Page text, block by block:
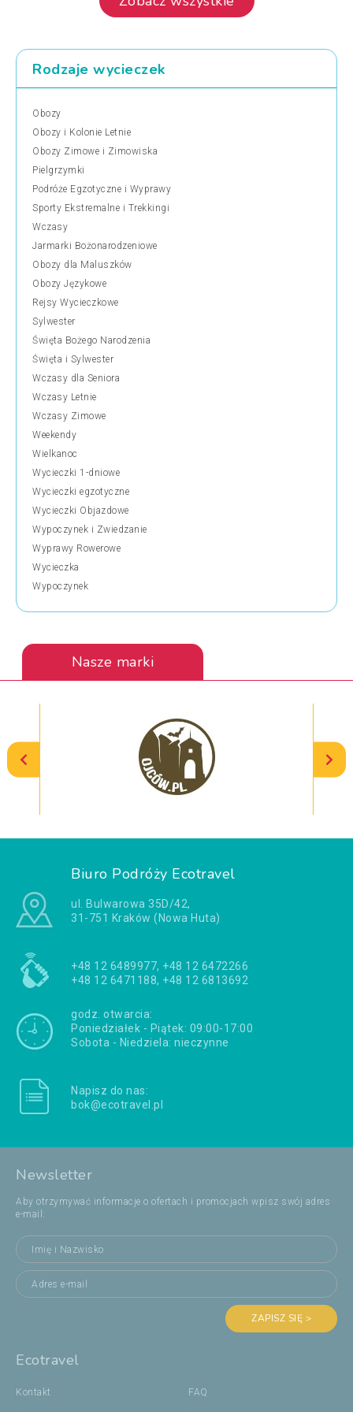
Rodzaje wycieczek
Obozy
Obozy i Kolonie Letnie
Obozy Zimowe i Zimowiska
Pielgrzymki
Podróże Egzotyczne i Wyprawy
Sporty Ekstremalne i Trekkingi
Wczasy
Jarmarki Bożonarodzeniowe
Obozy dla Maluszków
Obozy Językowe
Rejsy Wycieczkowe
Sylwester
Święta Bożego Narodzenia
Święta i Sylwester
Wczasy dla Seniora
Wczasy Letnie
Wczasy Zimowe
Weekendy
Wielkanoc
Wycieczki 1-dniowe
Wycieczki egzotyczne
Wycieczki Objazdowe
Wypoczynek i Zwiedzanie
Wyprawy Rowerowe
Wycieczka
Wypoczynek
Nasze marki
Biuro Podróży Ecotravel
ul. Bulwarowa 35D/42,
31-751 Kraków (Nowa Huta)
+48 12 6489977, +48 12 6472266
+48 12 6471188, +48 12 6813692
godz. otwarcia:
Poniedziałek - Piątek: 09:00-17:00
Sobota - Niedziela: nieczynne
Napisz do nas:
bok@ecotravel.pl
Newsletter
Aby otrzymywać informacje o ofertach i promocjach wpisz swój adres
e-mail:
ZAPISZ SIĘ >
Ecotravel
Kontakt FAQ